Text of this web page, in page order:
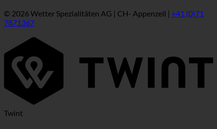
© 2026 Wetter Spezialitäten AG | CH- Appenzell | +41 (0)71
7871367
Twint